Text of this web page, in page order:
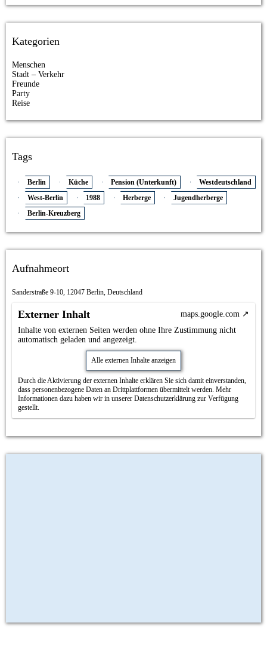
Kategorien
Menschen
Stadt – Verkehr
Freunde
Party
Reise
Tags
Berlin Küche Pension (Unterkunft)
Westdeutschland
West-Berlin
1988 Herberge
Jugendherberge
Berlin-Kreuzberg
Aufnahmeort
Sanderstraße 9-10, 12047 Berlin, Deutschland
Externer Inhalt
maps.google.com
Inhalte von externen Seiten werden ohne Ihre Zustimmung nicht
automatisch geladen und angezeigt.
Alle externen Inhalte anzeigen
Durch die Aktivierung der externen Inhalte erklären Sie sich damit einverstanden,
dass personenbezogene Daten an Drittplattformen übermittelt werden. Mehr
Informationen dazu haben wir in unserer Datenschutzerklärung zur Verfügung
gestellt.